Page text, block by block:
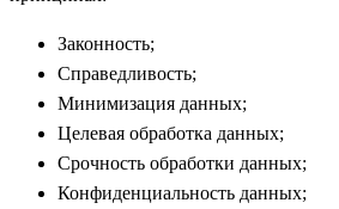
Законность;
Справедливость;
Минимизация данных;
Целевая обработка данных;
Срочность обработки данных;
Конфиденциальность данных;